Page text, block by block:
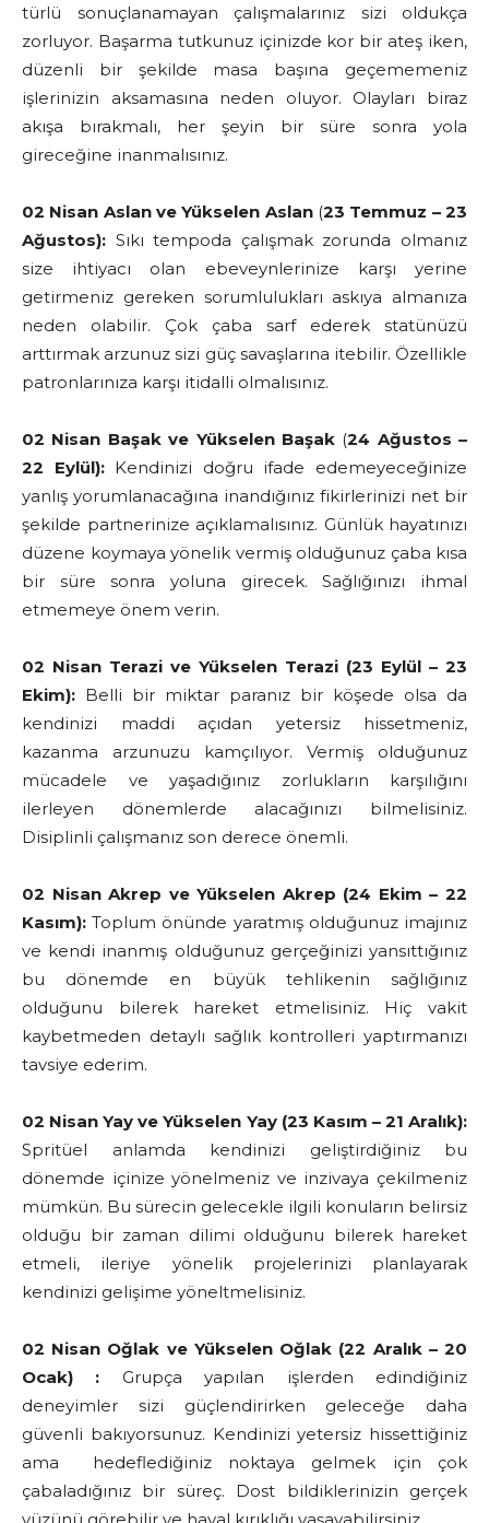
türlü sonuçlanamayan çalışmalarınız sizi oldukça
zorluyor. Başarma tutkunuz içinizde kor bir ateş iken,
düzenli bir şekilde masa başına geçememeniz
işlerinizin aksamasına neden oluyor. Olayları biraz
akışa bırakmalı, her şeyin bir süre sonra yola
gireceğine inanmalısınız.
02 Nisan Aslan ve Yükselen Aslan (23 Temmuz – 23
Ağustos): Sıkı tempoda çalışmak zorunda olmanız
size ihtiyacı olan ebeveynlerinize karşı yerine
getirmeniz gereken sorumlulukları askıya almanıza
neden olabilir. Çok çaba sarf ederek statünüzü
arttırmak arzunuz sizi güç savaşlarına itebilir. Özellikle
patronlarınıza karşı itidalli olmalısınız.
02 Nisan Başak ve Yükselen Başak (24 Ağustos –
22 Eylül): Kendinizi doğru ifade edemeyeceğinize
yanlış yorumlanacağına inandığınız fikirlerinizi net bir
şekilde partnerinize açıklamalısınız. Günlük hayatınızı
düzene koymaya yönelik vermiş olduğunuz çaba kısa
bir süre sonra yoluna girecek. Sağlığınızı ihmal
etmemeye önem verin.
02 Nisan Terazi ve Yükselen Terazi (23 Eylül – 23
Ekim): Belli bir miktar paranız bir köşede olsa da
kendinizi maddi açıdan yetersiz hissetmeniz,
kazanma arzunuzu kamçılıyor. Vermiş olduğunuz
mücadele ve yaşadığınız zorlukların karşılığını
ilerleyen dönemlerde alacağınızı bilmelisiniz.
Disiplinli çalışmanız son derece önemli.
02 Nisan Akrep ve Yükselen Akrep (24 Ekim – 22
Kasım): Toplum önünde yaratmış olduğunuz imajınız
ve kendi inanmış olduğunuz gerçeğinizi yansıttığınız
bu dönemde en büyük tehlikenin sağlığınız
olduğunu bilerek hareket etmelisiniz. Hiç vakit
kaybetmeden detaylı sağlık kontrolleri yaptırmanızı
tavsiye ederim.
02 Nisan Yay ve Yükselen Yay (23 Kasım – 21 Aralık):
Spritüel anlamda kendinizi geliştirdiğiniz bu
dönemde içinize yönelmeniz ve inzivaya çekilmeniz
mümkün. Bu sürecin gelecekle ilgili konuların belirsiz
olduğu bir zaman dilimi olduğunu bilerek hareket
etmeli, ileriye yönelik projelerinizi planlayarak
kendinizi gelişime yöneltmelisiniz.
02 Nisan Oğlak ve Yükselen Oğlak (22 Aralık – 20
Ocak) : Grupça yapılan işlerden edindiğiniz
deneyimler sizi güçlendirirken geleceğe daha
güvenli bakıyorsunuz. Kendinizi yetersiz hissettiğiniz
ama hedeflediğiniz noktaya gelmek için çok
çabaladığınız bir süreç. Dost bildiklerinizin gerçek
yüzünü görebilir ve hayal kırıklığı yaşayabilirsiniz.